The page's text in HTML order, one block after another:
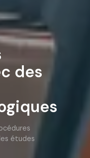
des
études